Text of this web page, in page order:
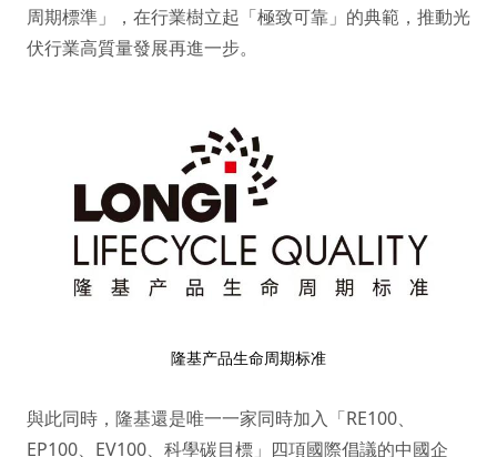
周期標準」，在行業樹立起「極致可靠」的典範，推動光
伏行業高質量發展再進一步。
隆基产品生命周期标准
與此同時，隆基還是唯一一家同時加入「RE100、
EP100、EV100、科學碳目標」四項國際倡議的中國企